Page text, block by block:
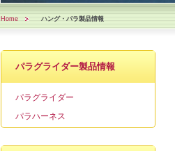
Home ハング・パラ製品情報
パラグライダー製品情報
パラグライダー
パラハーネス